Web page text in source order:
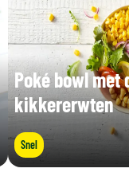
Poké bowl met
kikkererwten
Snel